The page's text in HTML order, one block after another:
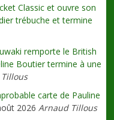
Classic et ouvre son
trébuche et termine
remporte le British
Boutier termine à une
carte de Pauline
2026 Arnaud Tillous